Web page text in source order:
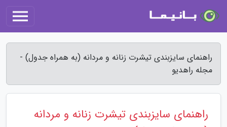
راهنمای سایزبندی تیشرت زنانه و مردانه (به همراه جدول) -
مجله راهدیو
راهنمای سایزبندی تیشرت زنانه و مردانه